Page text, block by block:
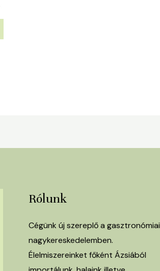
Rólunk
Cégünk új szereplő a gasztronómiai
nagykereskedelemben.
Élelmiszereinket főként Ázsiából